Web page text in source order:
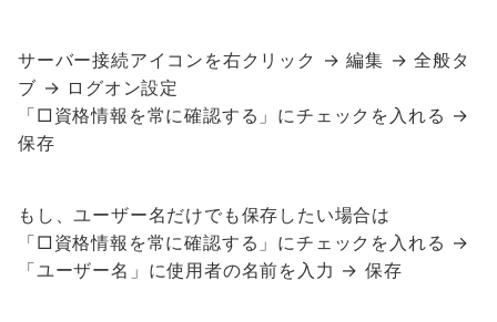
サーバー接続アイコンを右クリック → 編集 → 全般タ
ブ → ログオン設定
「□資格情報を常に確認する」にチェックを入れる →
保存
もし、ユーザー名だけでも保存したい場合は
「□資格情報を常に確認する」にチェックを入れる →
「ユーザー名」に使用者の名前を入力 → 保存